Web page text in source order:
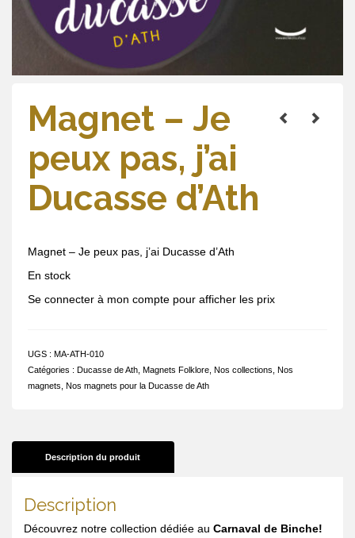
Magnet – Je
peux pas, j’ai
Ducasse d’Ath
Magnet – Je peux pas, j’ai Ducasse d’Ath
En stock
Se connecter à mon compte pour afficher les prix
UGS : MA-ATH-010
Catégories : Ducasse de Ath Magnets Folklore Nos collections Nos
magnets Nos magnets pour la Ducasse de Ath
Description du produit
Description
Découvrez notre collection dédiée au Carnaval de Binche!